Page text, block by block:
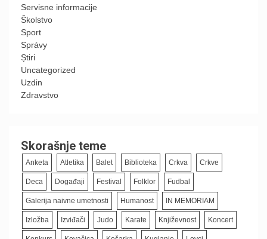
Servisne informacije
Školstvo
Sport
Správy
Știri
Uncategorized
Uzdin
Zdravstvo
Skorašnje teme
Anketa Atletika Balet Biblioteka Crkva Crkve
Deca Događaji Festival Folklor Fudbal
Galerija naivne umetnosti Humanost IN MEMORIAM
Izložba Izviđači Judo Karate Književnost Koncert